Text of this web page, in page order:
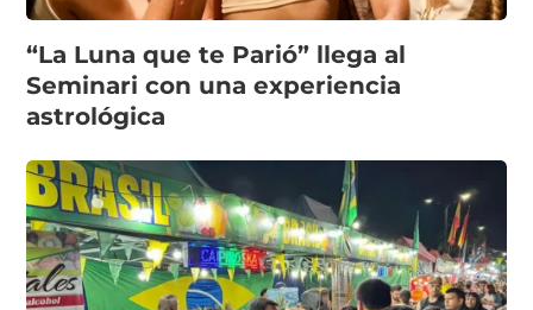
“La Luna que te Parió” llega al
Seminari con una experiencia
astrológica